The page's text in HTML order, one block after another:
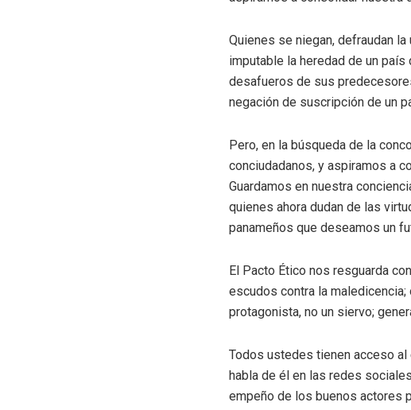
Quienes se niegan, defraudan
imputable la heredad de un
desafueros de sus
negación de suscripción de un
Pero, en la búsqueda de la
conciudadanos, y aspiramos a
Guardamos en nuestra
quienes ahora dudan de las
panameños que deseamos un
El Pacto Ético nos resguarda
escudos contra la
protagonista, no un siervo;
Todos ustedes tienen acceso
habla de él en las redes
empeño de los buenos actores